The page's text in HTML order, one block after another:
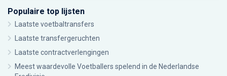
Populaire top lijsten
Laatste voetbaltransfers
Laatste transfergeruchten
Laatste contractverlengingen
Meest waardevolle Voetballers spelend in de Nederlandse